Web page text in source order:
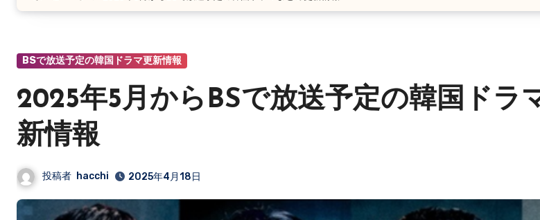
BSで放送予定の韓国ドラマ更新情報
2025年5月からBSで放送予定の韓国ドラ
新情報
投稿者 hacchi 2025年4月18日